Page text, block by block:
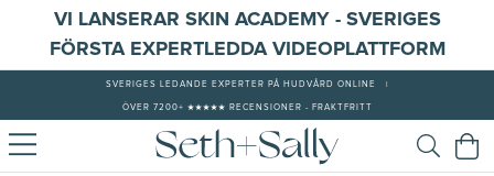
VI LANSERAR SKIN ACADEMY - SVERIGES
FÖRSTA EXPERTLEDDA VIDEOPLATTFORM
SVERIGES LEDANDE EXPERTER PÅ HUDVÅRD ONLINE
ÖVER 7200+ ★★★★★ RECENSIONER - FRAKTFRITT